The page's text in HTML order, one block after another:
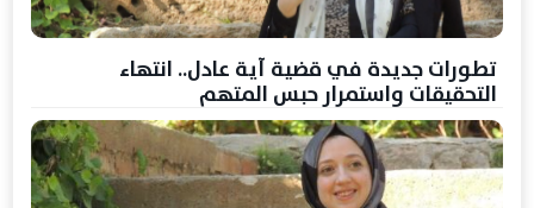
تطورات جديدة في قضية آية عادل.. انتهاء
التحقيقات واستمرار حبس المتهم